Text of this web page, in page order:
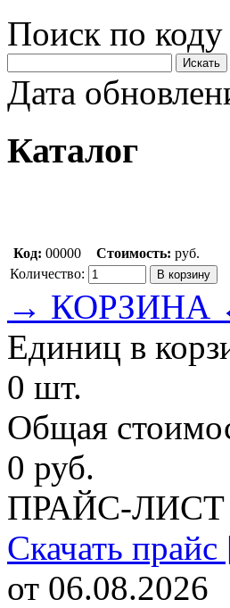
Поиск по коду
Дата
Каталог
Код: 00000 Стоимость: руб.
Количество:
→ КОРЗИНА
Единиц в
0 шт.
Общая
0 руб.
ПРАЙС-ЛИСТ
Скачать
от 06.08.2026